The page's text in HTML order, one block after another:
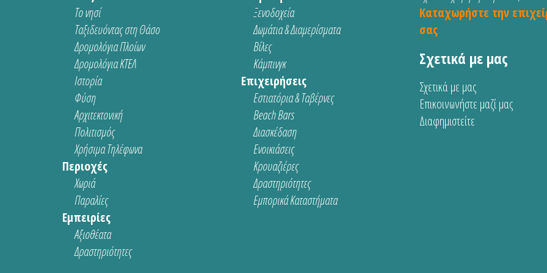
Το νησί
Ταξιδευόντας στη Θάσο
Δρομολόγια Πλοίων
Δρομολόγια ΚΤΕΛ
Ιστορία
Φύση
Αρχιτεκτονική
Πολιτισμός
Χρήσιμα Τηλέφωνα
Περιοχές
Χωριά
Παραλίες
Εμπειρίες
Αξιοθέατα
Δραστηριότητες
Ξενοδοχεία
Δωμάτια & Διαμερίσματα
Βίλες
Κάμπινγκ
Επιχειρήσεις
Εστιατόρια & Ταβέρνες
Beach Bars
Διασκέδαση
Ενοικιάσεις
Κρουαζιέρες
Δραστηριότητες
Εμπορικά Καταστήματα
Καταχωρήστε την
σας
Σχετικά με μας
Σχετικά με μας
Επικοινωνήστε μαζί μας
Διαφημιστείτε